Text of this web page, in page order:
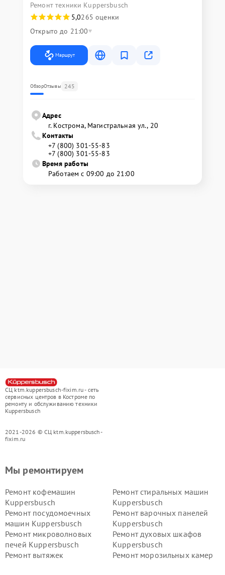
Ремонт техники Kuppersbusch
5,0265 оценки
Открыто до 21:00
Маршрут
ОбзорОтзывы 245
Адрес
г. Кострома, Магистральная ул., 20
Контакты
+7 (800) 301-55-83
+7 (800) 301-55-83
Время работы
Работаем с 09:00 до 21:00
СЦ ktm.kuppersbusch-fixim.ru - сеть
сервисных центров в Костроме по
ремонту и обслуживанию техники
Kuppersbusch
2021-2026 © СЦ ktm.kuppersbusch-
fixim.ru
Мы ремонтируем
Ремонт кофемашин
Kuppersbusch
Ремонт стиральных машин
Kuppersbusch
Ремонт посудомоечных
машин Kuppersbusch
Ремонт варочных панелей
Kuppersbusch
Ремонт микроволновых
печей Kuppersbusch
Ремонт духовых шкафов
Kuppersbusch
Ремонт вытяжек
Ремонт морозильных камер